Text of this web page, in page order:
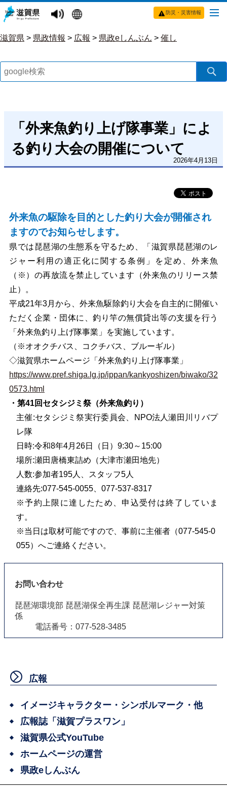
防災・災害情報
滋賀県 > 県政情報 > 広報 > 県政eしんぶん > 催し
「外来魚釣り上げ隊事業」によ
る釣り大会の開催について
2026年4月13日
外来魚の駆除を目的とした釣り大会が開催され
ますのでお知らせします。
県では琵琶湖の生態系を守るため、「滋賀県琵琶湖のレ
ジャー利用の適正化に関する条例」を定め、外来魚
（※）の再放流を禁止しています（外来魚のリリース禁
止）。
平成21年3月から、外来魚駆除釣り大会を自主的に開催い
ただく企業・団体に、釣り竿の無償貸出等の支援を行う
「外来魚釣り上げ隊事業」を実施しています。
（※オオクチバス、コクチバス、ブルーギル）
◇滋賀県ホームページ「外来魚釣り上げ隊事業」
https://www.pref.shiga.lg.jp/ippan/kankyoshizen/biwako/32
0573.html
・ 第41回セタシジミ祭（外来魚釣り）
主催:セタシジミ祭実行委員会、NPO法人瀬田川リバプ
レ隊
日時:令和8年4月26日（日）9:30～15:00
場所:瀬田唐橋東詰め（大津市瀬田地先）
人数:参加者195人、スタッフ5人
連絡先:077-545-0055、077-537-8317
※予約上限に達したため、申込受付は終了していま
す。
※当日は取材可能ですので、事前に主催者（077-545-0
055）へご連絡ください。
お問い合わせ
琵琶湖環境部 琵琶湖保全再生課 琵琶湖レジャー対策
係
電話番号：077-528-3485
広報
イメージキャラクター・シンボルマーク・他
広報誌「滋賀プラスワン」
滋賀県公式YouTube
ホームページの運営
県政eしんぶん